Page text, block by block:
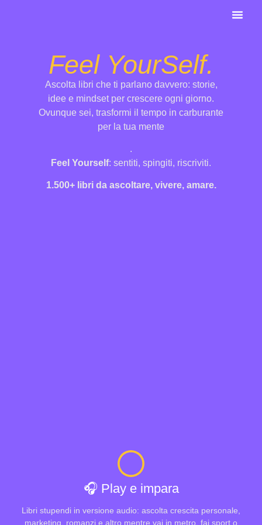
Feel YourSelf.
Ascolta libri che ti parlano davvero: storie,
idee e mindset per crescere ogni giorno.
Ovunque sei, trasformi il tempo in carburante
per la tua mente
.
Feel Yourself: sentiti, spingiti, riscriviti.
1.500+ libri da ascoltare, vivere, amare.
🎧 Play e impara
Libri stupendi in versione audio: ascolta crescita personale,
marketing, romanzi e altro mentre vai in metro, fai sport o